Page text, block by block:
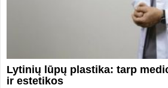
Lytinių lūpų plastika: tarp
ir estetikos